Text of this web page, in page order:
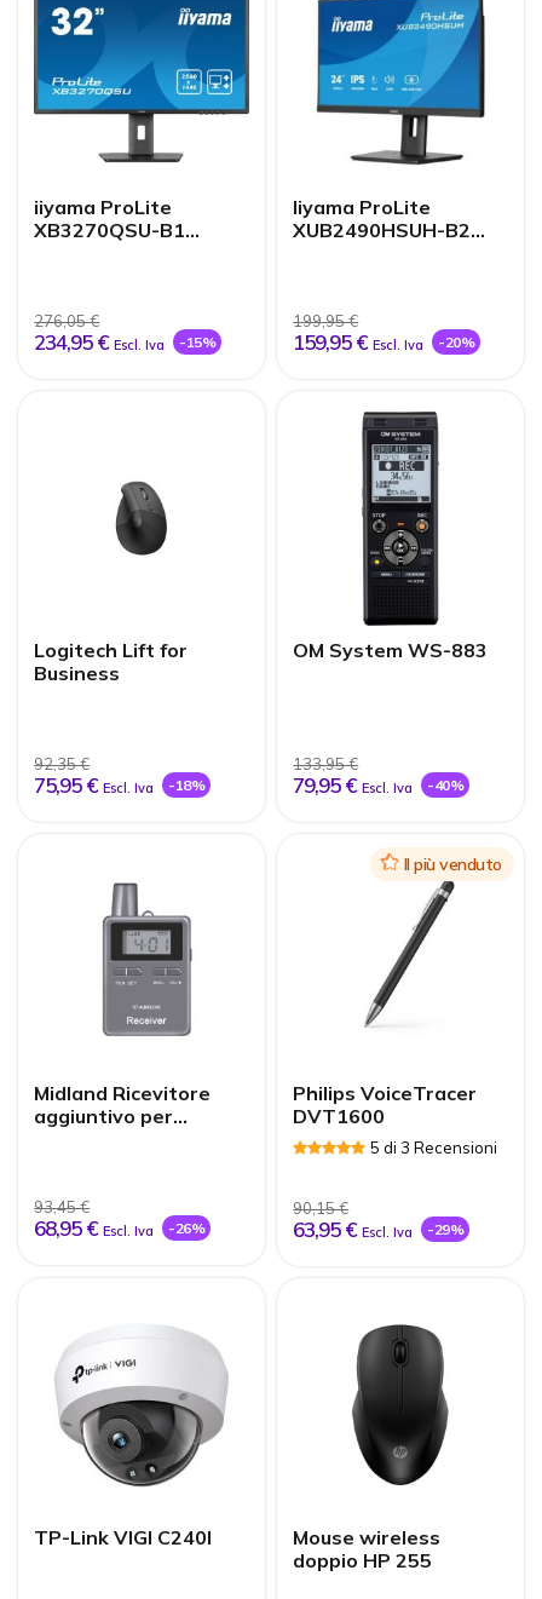
iiyama ProLite
XB3270QSU-B1
276,05 €
234,95 € Escl. Iva -15%
Iiyama ProLite
XUB2490HSUH-B2
199,95 €
159,95 € Escl. Iva -20%
Logitech Lift for
Business
92,35 €
75,95 € Escl. Iva -18%
OM System WS-883
133,95 €
79,95 € Escl. Iva -40%
Midland Ricevitore
aggiuntivo per
93,45 €
68,95 € Escl. Iva -26%
IconIl più venduto
Philips VoiceTracer
DVT1600
5 di 3 Recensioni
90,15 €
63,95 € Escl. Iva -29%
TP-Link VIGI C240I
Mouse wireless
doppio HP 255